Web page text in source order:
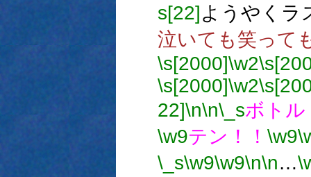
s[22]ようやくラ
泣いても笑って
\s[2000]\w2
\s[2000]\w2
22]\n\n\_sボトル
\w9テン！！ \w9
\_s\w9\w9\n\n…